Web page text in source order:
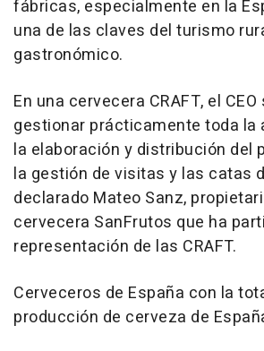
fábricas, especialmente en la
una de las claves del turismo
gastronómico.
En una cervecera CRAFT, el
gestionar prácticamente toda la
la elaboración y distribución del
la gestión de visitas y las catas
declarado Mateo Sanz,
cervecera SanFrutos que ha
representación de las CRAFT.
Cerveceros de España con la
producción de cerveza de